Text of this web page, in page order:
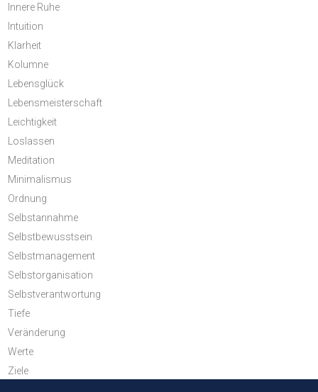
Innere Ruhe
Intuition
Klarheit
Kolumne
Lebensglück
Lebensmeisterschaft
Leichtigkeit
Loslassen
Meditation
Minimalismus
Ordnung
Selbstannahme
Selbstbewusstsein
Selbstmanagement
Selbstorganisation
Selbstverantwortung
Tiefe
Veränderung
Werte
Ziele